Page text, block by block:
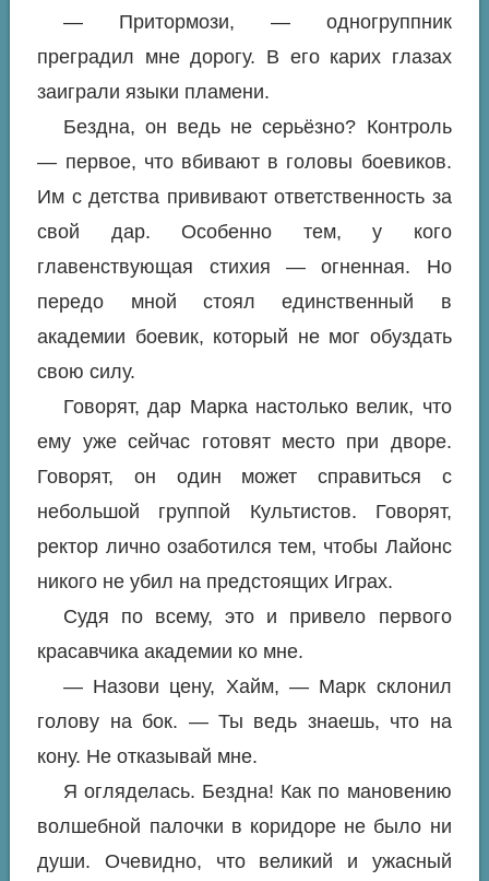
— Притормози, — одногруппник
преградил мне дорогу. В его карих глазах
заиграли языки пламени.
Бездна, он ведь не серьёзно? Контроль
— первое, что вбивают в головы боевиков.
Им с детства прививают ответственность за
свой дар. Особенно тем, у кого
главенствующая стихия — огненная. Но
передо мной стоял единственный в
академии боевик, который не мог обуздать
свою силу.
Говорят, дар Марка настолько велик, что
ему уже сейчас готовят место при дворе.
Говорят, он один может справиться с
небольшой группой Культистов. Говорят,
ректор лично озаботился тем, чтобы Лайонс
никого не убил на предстоящих Играх.
Судя по всему, это и привело первого
красавчика академии ко мне.
— Назови цену, Хайм, — Марк склонил
голову на бок. — Ты ведь знаешь, что на
кону. Не отказывай мне.
Я огляделась. Бездна! Как по мановению
волшебной палочки в коридоре не было ни
души. Очевидно, что великий и ужасный